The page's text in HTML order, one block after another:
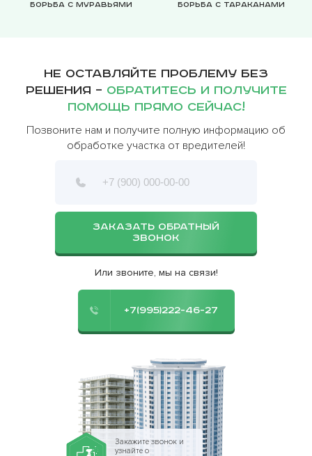
Борьба с муравьями Борьба с тараканами
Не оставляйте проблему без
решения – обратитесь и получите
помощь прямо сейчас!
Позвоните нам и получите полную информацию об
обработке участка от вредителей!
ЗАКАЗАТЬ ОБРАТНЫЙ
ЗВОНОК
Или звоните, мы на связи!
+7(995)222-46-27
Закажите звонок и
узнайте о